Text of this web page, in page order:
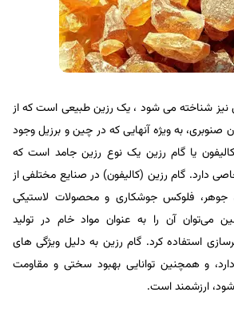
نیز شناخته می شود ، یک رزین طبیعی است که از
صنوبری، به ویژه آنهایی که در چین و برزیل وجود
یا گام رزین یک نوع رزین جامد است که
دارد. گام رزین (کالیفون) در صنایع مختلفی از
جوهر، فلوکس جوشکاری و محصولات لاستیکی
می‌توان آن را به عنوان مواد خام در تولید
استفاده کرد. گام رزین به دلیل ویژگی‌ های
و همچنین توانایی بهبود سختی و مقاومت
ارزشمند است.